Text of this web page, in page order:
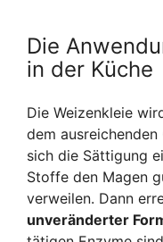
Die
in der Küche
Die Weizenkleie
dem
sich die Sättigung
Stoffe den Magen
verweilen. Dann
unveränderter